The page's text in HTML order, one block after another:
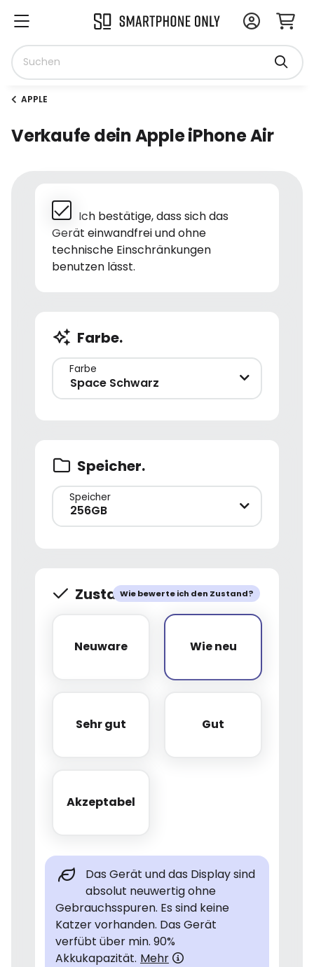
APPLE
Verkaufe dein Apple iPhone Air
Ich bestätige, dass sich das
Gerät einwandfrei und ohne
technische Einschränkungen
benutzen lässt.
Farbe.
Farbe
Space Schwarz
Speicher.
Speicher
256GB
Wie bewerte ich den Zustand?
Zustand.
Neuware
Neuware Wie neu
Wie neu
Sehr gut
Sehr gut Gut
Gut
Akzeptabel
Akzeptabel
Das Gerät und das Display sind
absolut neuwertig ohne
Gebrauchsspuren. Es sind keine
Katzer vorhanden. Das Gerät
verfübt über min. 90%
Akkukapazität. Mehr